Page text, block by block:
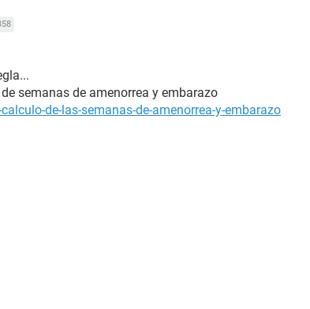
semanas de amenorrea y embarazo
de-las-semanas-de-amenorrea-y-embarazo